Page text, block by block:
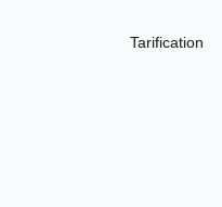
Tarification